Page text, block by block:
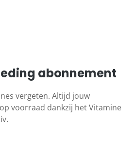
abonnement
vergeten. Altijd jouw
voorraad dankzij het Vitamine